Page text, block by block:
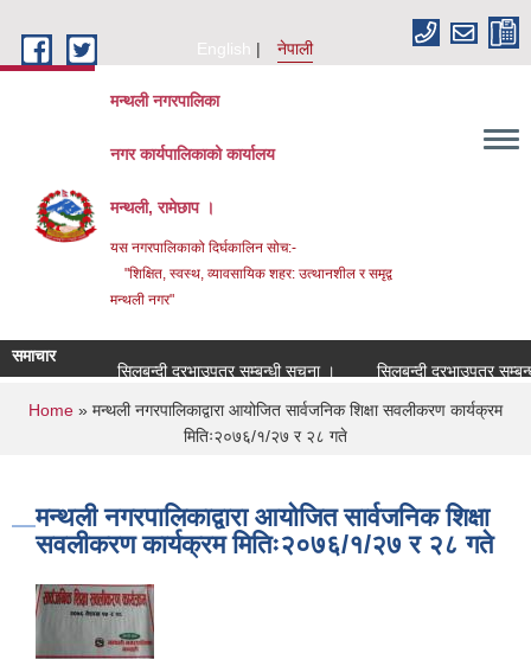
English
नेपाली
मन्थली नगरपालिका
नगर कार्यपालिकाको कार्यालय
मन्थली, रामेछाप ।
यस नगरपालिकाको दिर्घकालिन सोच:-
"शिक्षित, स्वस्थ, व्यावसायिक शहर: उत्थानशील र समृद्व
मन्थली नगर"
समाचार
सिलबन्दी दरभाउपत्र सम्बन्धी सूचना ।
सिलबन्दी दरभाउपत्र सम्बन्धी
You are here
Home » मन्थली नगरपालिकाद्वारा आयोजित सार्वजनिक शिक्षा सवलीकरण कार्यक्रम
मितिः२०७६/१/२७ र २८ गते
मन्थली नगरपालिकाद्वारा आयोजित सार्वजनिक शिक्षा
सवलीकरण कार्यक्रम मितिः२०७६/१/२७ र २८ गते